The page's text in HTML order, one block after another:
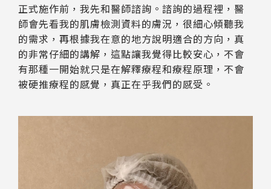
正式施作前，我先和醫師諮詢。諮詢的過程裡，醫
師會先看我的肌膚檢測資料的膚況，很細心傾聽我
的需求，再根據我在意的地方說明適合的方向，真
的非常仔細的講解，這點讓我覺得比較安心，不會
有那種一開始就只是在解釋療程和療程原理，不會
被硬推療程的感覺，真正在乎我們的感受。